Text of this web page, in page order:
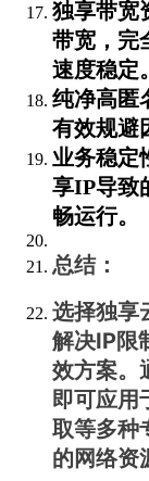
独享带宽
带宽 ，
速度稳定。
纯净高匿
有效规避
业务稳定
享IP导致
畅运行。
总结：
选择独享
解决IP限
效方案。
即可应用
取等多种
的网络资